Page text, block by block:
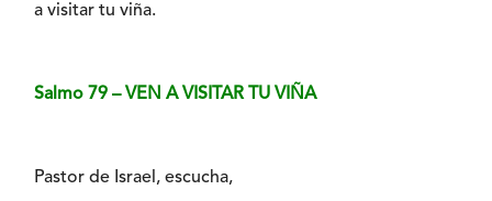
a visitar tu viña.
Salmo 79 – VEN A VISITAR TU VIÑA
Pastor de Israel, escucha,